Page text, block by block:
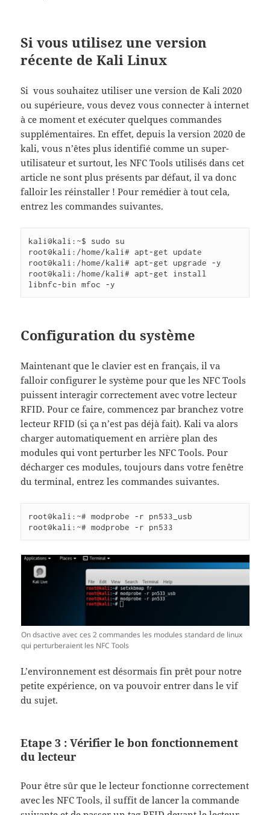
Si vous utilisez une version
récente de Kali Linux
Si vous souhaitez utiliser une version de Kali 2020
ou supérieure, vous devez vous connecter à internet
à ce moment et exécuter quelques commandes
supplémentaires. En effet, depuis la version 2020 de
kali, vous n’êtes plus identifié comme un super-
utilisateur et surtout, les NFC Tools utilisés dans cet
article ne sont plus présents par défaut, il va donc
falloir les réinstaller ! Pour remédier à tout cela,
entrez les commandes suivantes.
kali@kali:~$ sudo su
root@kali:/home/kali# apt-get update
root@kali:/home/kali# apt-get upgrade -y
root@kali:/home/kali# apt-get install
libnfc-bin mfoc -y
Configuration du système
Maintenant que le clavier est en français, il va
falloir configurer le système pour que les NFC Tools
puissent interagir correctement avec votre lecteur
RFID. Pour ce faire, commencez par branchez votre
lecteur RFID (si ça n’est pas déjà fait). Kali va alors
charger automatiquement en arrière plan des
modules qui vont perturber les NFC Tools. Pour
décharger ces modules, toujours dans votre fenêtre
du terminal, entrez les commandes suivantes.
root@kali:~# modprobe -r pn533_usb
root@kali:~# modprobe -r pn533
On dsactive avec ces 2 commandes les modules standard de linux
qui perturberaient les NFC Tools
L’environnement est désormais fin prêt pour notre
petite expérience, on va pouvoir entrer dans le vif
du sujet.
Etape 3 : Vérifier le bon fonctionnement
du lecteur
Pour être sûr que le lecteur fonctionne correctement
avec les NFC Tools, il suffit de lancer la commande